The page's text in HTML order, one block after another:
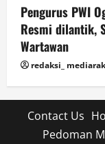
Pengurus PWI
Resmi dilantik,
Wartawan
redaksi_
Contact Us
Pedoman